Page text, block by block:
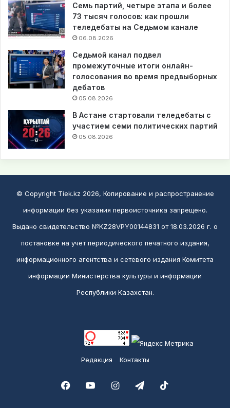
Семь партий, четыре этапа и более
73 тысяч голосов: как прошли
теледебаты на Седьмом канале
06.08.2026
Седьмой канал подвел
промежуточные итоги онлайн-
голосования во время предвыборных
дебатов
05.08.2026
В Астане стартовали теледебаты с
участием семи политических партий
05.08.2026
© Copyright Tiek.kz 2026, Копирование и распространение
информации без указания первоисточника запрещено.
Выдано свидетельство №KZ28VPY00144831 от 18.03.2026 г. о
постановке на учет периодического печатного издания,
информационного агентства и сетевого издания Комитета
информации Министерства культуры и информации
Республики Казахстан.
Редакция Контакты
FacebookYouTubeInstagramTelegram